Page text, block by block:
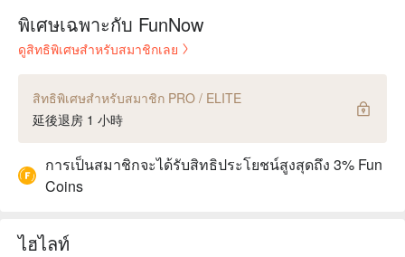
พิเศษเฉพาะกับ FunNow
ดูสิทธิพิเศษสำหรับสมาชิกเลย
สิทธิพิเศษสำหรับสมาชิก PRO / ELITE
延後退房 1 小時
การเป็นสมาชิกจะได้รับสิทธิประโยชน์สูงสุดถึง 3% Fun
Coins
ไฮไลท์